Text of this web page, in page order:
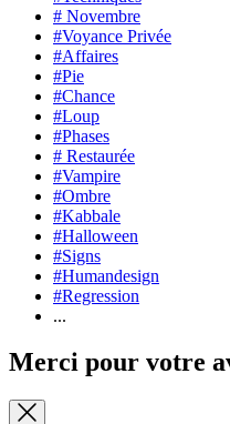
# Novembre
#Voyance Privée
#Affaires
#Pie
#Chance
#Loup
#Phases
# Restaurée
#Vampire
#Ombre
#Kabbale
#Halloween
#Signs
#Humandesign
#Regression
...
Merci pour votre